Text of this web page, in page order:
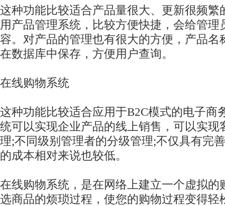
这种功能比较适合产品量很大、更新很频繁
用产品管理系统，比较方便快捷，会给管理
容。对产品的管理也有很大的方便，产品名
在数据库中保存，方便用户查询。
在线购物系统
这种功能比较适合应用于B2C模式的电子商
统可以实现企业产品的线上销售，可以实现
理;不同级别管理者的分级管理;不仅具有完
的成本相对来说也较低。
在线购物系统，是在网络上建立一个虚拟的
选商品的烦琐过程，使您的购物过程变得轻